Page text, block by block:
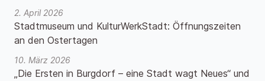
2. April 2026
Stadtmuseum und KulturWerkStadt: Öffnungszeiten
an den Ostertagen
10. März 2026
„Die Ersten in Burgdorf – eine Stadt wagt Neues“ und